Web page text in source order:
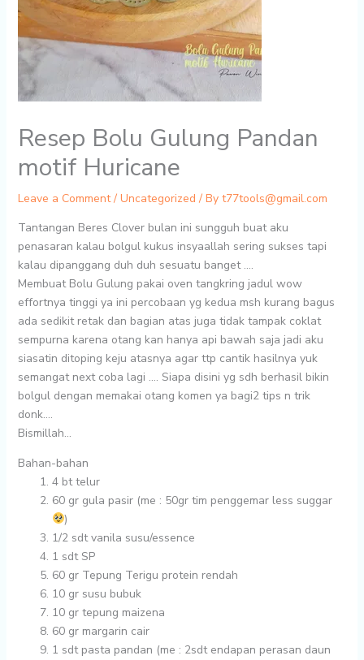
Resep Bolu Gulung Pandan
motif Huricane
Leave a Comment / Uncategorized / By t77tools@gmail.com
Tantangan Beres Clover bulan ini sungguh buat aku
penasaran kalau bolgul kukus insyaallah sering sukses tapi
kalau dipanggang duh duh sesuatu banget ….
Membuat Bolu Gulung pakai oven tangkring jadul wow
effortnya tinggi ya ini percobaan yg kedua msh kurang bagus
ada sedikit retak dan bagian atas juga tidak tampak coklat
sempurna karena otang kan hanya api bawah saja jadi aku
siasatin ditoping keju atasnya agar ttp cantik hasilnya yuk
semangat next coba lagi …. Siapa disini yg sdh berhasil bikin
bolgul dengan memakai otang komen ya bagi2 tips n trik
donk….
Bismillah…
Bahan-bahan
4bt telur
60 grgula pasir (me : 50gr tim penggemar less suggar
)
1/2 sdtvanila susu/essence
1 sdtSP
60 grTepung Terigu protein rendah
10 grsusu bubuk
10 grtepung maizena
60 grmargarin cair
1 sdtpasta pandan (me : 2sdt endapan perasan daun